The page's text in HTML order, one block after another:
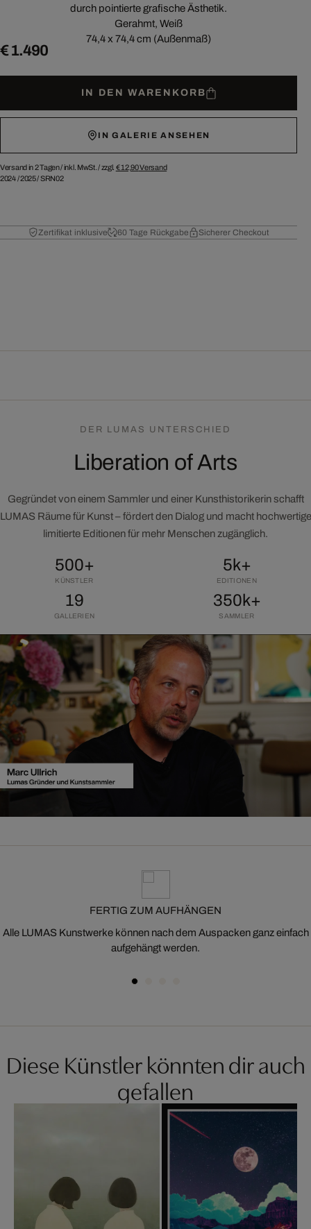
durch pointierte grafische Ästhetik.
Gerahmt, Weiß
74,4 x 74,4 cm (Außenmaß)
€ 1.490
IN DEN WARENKORB
IN GALERIE ANSEHEN
Versand in 2 Tagen /inkl. MwSt. / zzgl. € 12,90Versand
2024/2025/SRN02
Zertifikat inklusive 60 Tage Rückgabe Sicherer Checkout
DER LUMAS UNTERSCHIED
Liberation of Arts
Gegründet von einem Sammler und einer Kunsthistorikerin schafft
LUMAS Räume für Kunst – fördert den Dialog und macht hochwertige
limitierte Editionen für mehr Menschen zugänglich.
500+
KÜNSTLER
5k+
EDITIONEN
19
GALLERIEN
350k+
SAMMLER
FERTIG ZUM AUFHÄNGEN
Alle LUMAS Kunstwerke können nach dem Auspacken ganz einfach
aufgehängt werden.
Diese Künstler könnten dir auch
gefallen